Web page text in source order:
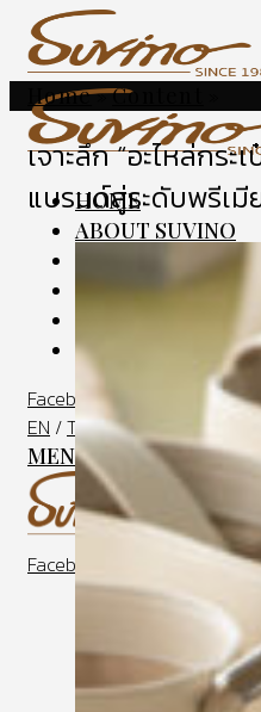
HOME
ABOUT SUVINO
OUR SERVICES
SHOWCASE
BLOG
CONTACT US
Facebook
EN /TH
MENU
Facebook
Home»Content
เจาะลึก “อะไหล่กร
แบรนด์สู่ระดับพรีเมี